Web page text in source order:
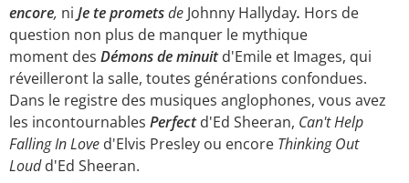
encore, ni Je te prometsde Johnny Hallyday. Hors de
question non plus de manquer le mythique
moment des Démons de minuit d'Emile et Images, qui
réveilleront la salle, toutes générations confondues.
Dans le registre des musiques anglophones, vous avez
les incontournables Perfectd'Ed Sheeran, Can't Help
Falling In Love d'Elvis Presley ou encore Thinking Out
Loudd'Ed Sheeran.